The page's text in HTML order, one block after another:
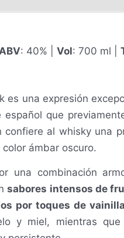
: 40% | Vol: 700 ml |
es una expresión
que
confiere al whisky una
ámbar oscuro.
una combinación
sabores intensos de
por toques de
y miel, mientras